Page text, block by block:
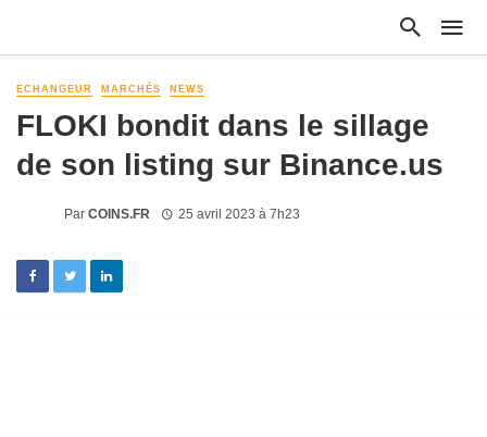
ECHANGEUR MARCHÉS NEWS
FLOKI bondit dans le sillage
de son listing sur Binance.us
Par COINS.FR 25 avril 2023 à 7h23